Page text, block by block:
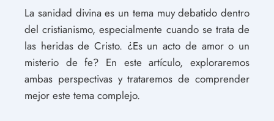
La sanidad divina es un tema muy debatido dentro
del cristianismo, especialmente cuando se trata de
las heridas de Cristo. ¿Es un acto de amor o un
misterio de fe? En este artículo, exploraremos
ambas perspectivas y trataremos de comprender
mejor este tema complejo.